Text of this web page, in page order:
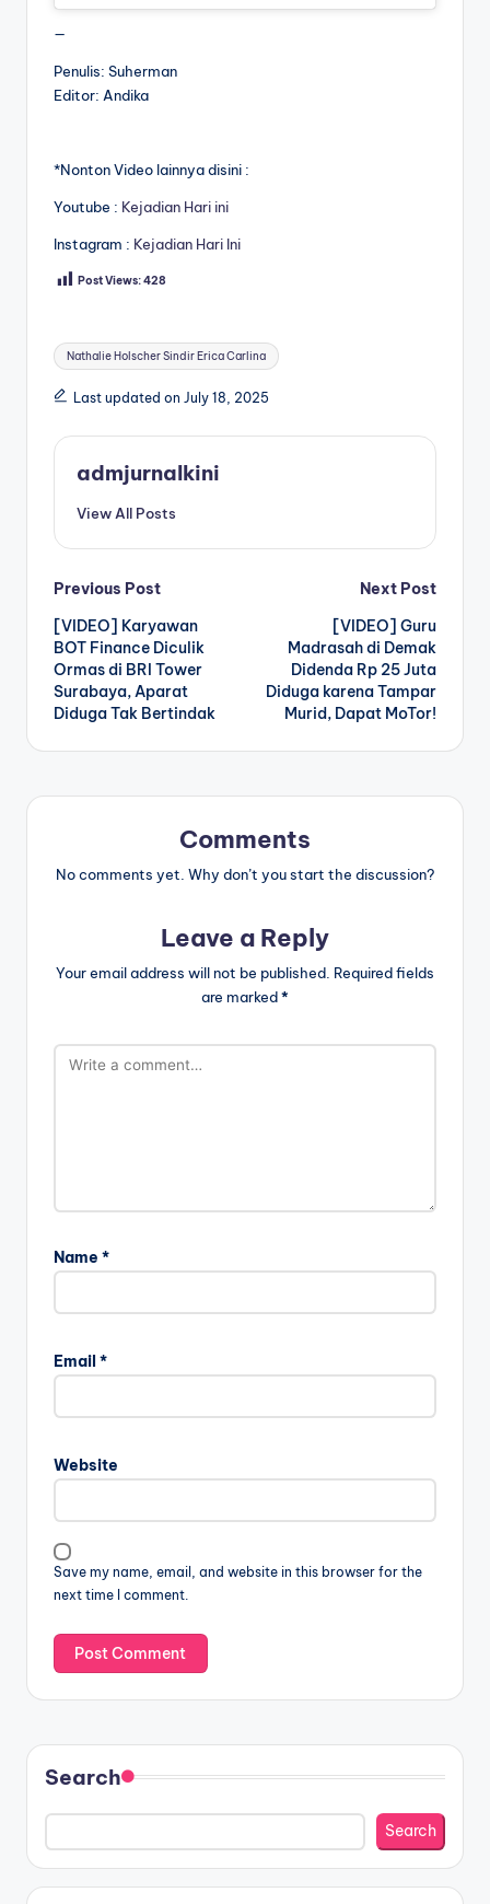
—
Penulis: Suherman
Editor: Andika
*Nonton Video lainnya disini :
Youtube : Kejadian Hari ini
Instagram : Kejadian Hari Ini
Post Views:428
Tags:
Nathalie Holscher Sindir Erica Carlina
Last updated on July 18, 2025
admjurnalkini
View All Posts
Post
navigation
Previous Post
[VIDEO] Karyawan
BOT Finance Diculik
Ormas di BRI Tower
Surabaya, Aparat
Diduga Tak Bertindak
Next Post
[VIDEO] Guru
Madrasah di Demak
Didenda Rp 25 Juta
Diduga karena Tampar
Murid, Dapat MoTor!
Comments
No comments yet. Why don’t you start the discussion?
Leave a Reply
Your email address will not be published. Required fields
are marked*
Name *
Email *
Website
Save my name, email, and website in this browser for the
next time I comment.
Search
Search